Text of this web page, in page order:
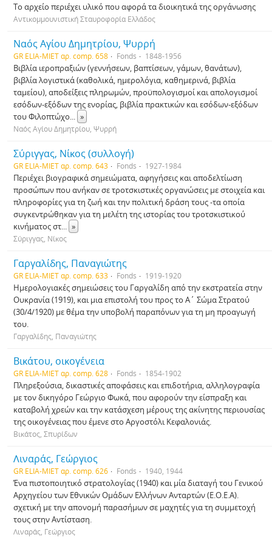
Το αρχείο περιέχει υλικό που αφορά τα διοικητικά της οργάνωσης
Αντικομμουνιστική Σταυροφορία Ελλάδος
Ναός Αγίου Δημητρίου, Ψυρρή
GR ELIA-MIET αρ. comp. 658 Fonds 1848-1956
Βιβλία ιεροπραξιών (γεννήσεων, βαπτίσεων, γάμων, θανάτων),
βιβλία λογιστικά (καθολικά, ημερολόγια, καθημερινά, βιβλία
ταμείου), αποδείξεις πληρωμών, προϋπολογισμοί και απολογισμοί
εσόδων-εξόδων της ενορίας, βιβλία πρακτικών και εσόδων-εξόδων
του Φιλοπτώχο... »
Ναός Αγίου Δημητρίου, Ψυρρή
Σύριγγας, Νίκος (συλλογή)
GR ELIA-MIET αρ. comp. 643 Fonds 1927-1984
Περιέχει βιογραφικά σημειώματα, αφηγήσεις και αποδελτίωση
προσώπων που ανήκαν σε τροτσκιστικές οργανώσεις με στοιχεία και
πληροφορίες για τη ζωή και την πολιτική δράση τους -τα οποία
συγκεντρώθηκαν για τη μελέτη της ιστορίας του τροτσκιστικού
κινήματος στ... »
Σύριγγας, Νίκος
Γαργαλίδης, Παναγιώτης
GR ELIA-MIET αρ. comp. 633 Fonds 1919-1920
Ημερολογιακές σημειώσεις του Γαργαλίδη από την εκστρατεία στην
Ουκρανία (1919), και μια επιστολή του προς το Α΄ Σώμα Στρατού
(30/4/1920) με θέμα την υποβολή παραπόνων για τη μη προαγωγή
του.
Γαργαλίδης, Παναγιώτης
Βικάτου, οικογένεια
GR ELIA-MIET αρ. comp. 628 Fonds 1854-1902
Πληρεξούσια, δικαστικές αποφάσεις και επιδοτήρια, αλληλογραφία
με τον δικηγόρο Γεώργιο Φωκά, που αφορούν την είσπραξη και
καταβολή χρεών και την κατάσχεση μέρους της ακίνητης περιουσίας
της οικογένειας που έμενε στο Αργοστόλι Κεφαλονιάς.
Βικάτος, Σπυρίδων
Λιναράς, Γεώργιος
GR ELIA-MIET αρ. comp. 626 Fonds 1940, 1944
Ένα πιστοποιητικό στρατολογίας (1940) και μία διαταγή του Γενικού
Αρχηγείου των Εθνικών Ομάδων Ελλήνων Ανταρτών (Ε.Ο.Ε.Α).
σχετική με την απονομή παρασήμων σε μαχητές για τη συμμετοχή
τους στην Αντίσταση.
Λιναράς, Γεώργιος